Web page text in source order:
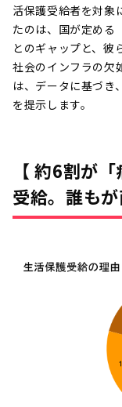
活保護受給者を対象
たのは、国が定める
とのギャップと、彼
社会のインフラの欠
は、データに基づき
を提示します。
【 約6割が
受給。誰もが